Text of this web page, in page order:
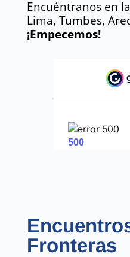
Encuéntranos en
Lima, Tumbes,
¡Empecemos!
Fronteras